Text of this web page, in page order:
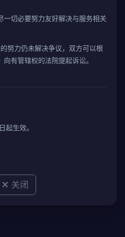
一切必要努力友好解决与服务相关
努力仍未解决争议，双方可以根
有管辖权的法院提起诉讼。
起生效。
关闭